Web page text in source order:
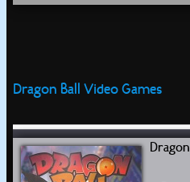
Dragon Ball Video Games